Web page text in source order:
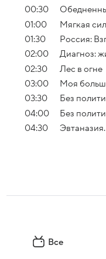
00:30
01:00
Мягкая
01:30
Россия:
02:00
Диагноз:
02:30
Лес в огне
03:00
Моя
03:30
Без
04:00
Без
04:30
Все